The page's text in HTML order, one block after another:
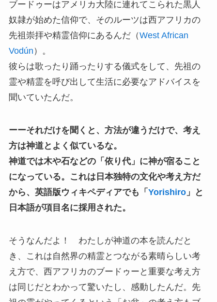
ブードゥーはアメリカ大陸に連れてこられた黒人
奴隷が始めた信仰で、そのルーツは西アフリカの
先祖崇拝や精霊信仰にあるんだ（West African
Vodún ）。
彼らは歌ったり踊ったりする儀式をして、先祖の
霊や精霊を呼び出して生活に必要なアドバイスを
聞いていたんだ。
ーーそれだけを聞くと、方法が違うだけで、考え
方は神道とよく似ているな。
神道では木や石などの「依り代」に神が宿ること
になっている。これは日本独特の文化や考え方だ
から、英語版ウィキペディアでも「 Yorishiro」と
日本語が項目名に採用された。
そうなんだよ！ わたしが神道の本を読んだと
き、これは自然界の精霊とつながる素晴らしい考
え方で、西アフリカのブードゥーと重要な考え方
は同じだとわかって驚いたし、感動したんだ。先